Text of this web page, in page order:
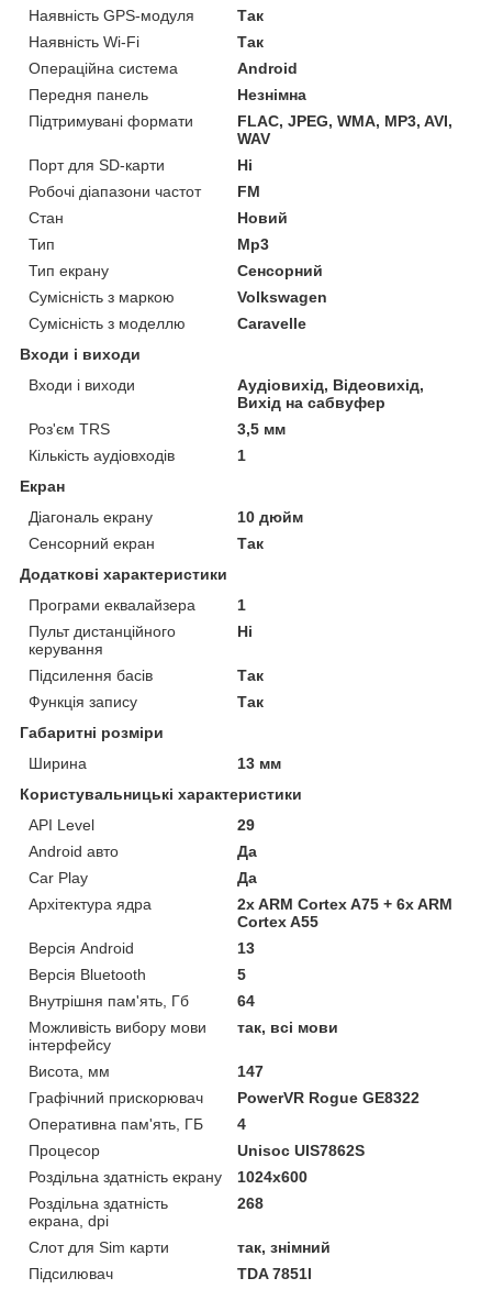
Наявність GPS-модуля
Так
Наявність Wi-Fi
Так
Операційна система
Android
Передня панель
Незнімна
Підтримувані формати
FLAC, JPEG, WMA, MP3, AVI,
WAV
Порт для SD-карти
Ні
Робочі діапазони частот
FM
Стан
Новий
Тип
Mp3
Тип екрану
Сенсорний
Сумісність з маркою
Volkswagen
Сумісність з моделлю
Caravelle
Входи і виходи
Входи і виходи
Аудіовихід, Відеовихід,
Вихід на сабвуфер
Роз'єм TRS
3,5 мм
Кількість аудіовходів
1
Екран
Діагональ екрану
10 дюйм
Сенсорний екран
Так
Додаткові характеристики
Програми еквалайзера
1
Пульт дистанційного
керування
Ні
Підсилення басів
Так
Функція запису
Так
Габаритні розміри
Ширина
13 мм
Користувальницькі характеристики
API Level
29
Android авто
Да
Car Play
Да
Архітектура ядра
2x ARM Cortex A75 + 6x ARM
Cortex A55
Версія Android
13
Версія Bluetooth
5
Внутрішня пам'ять, Гб
64
Можливість вибору мови
інтерфейсу
так, всі мови
Висота, мм
147
Графічний прискорювач
PowerVR Rogue GE8322
Оперативна пам'ять, ГБ
4
Процесор
Unisoc UIS7862S
Роздільна здатність екрану
1024х600
Роздільна здатність
екрана, dpi
268
Слот для Sim карти
так, знімний
Підсилювач
TDA 7851l